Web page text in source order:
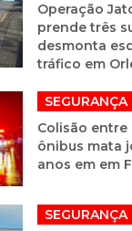
Operação
prende três
desmonta
tráfico em
SEGURANÇA
Colisão entre
ônibus mata
anos em em
SEGURANÇA